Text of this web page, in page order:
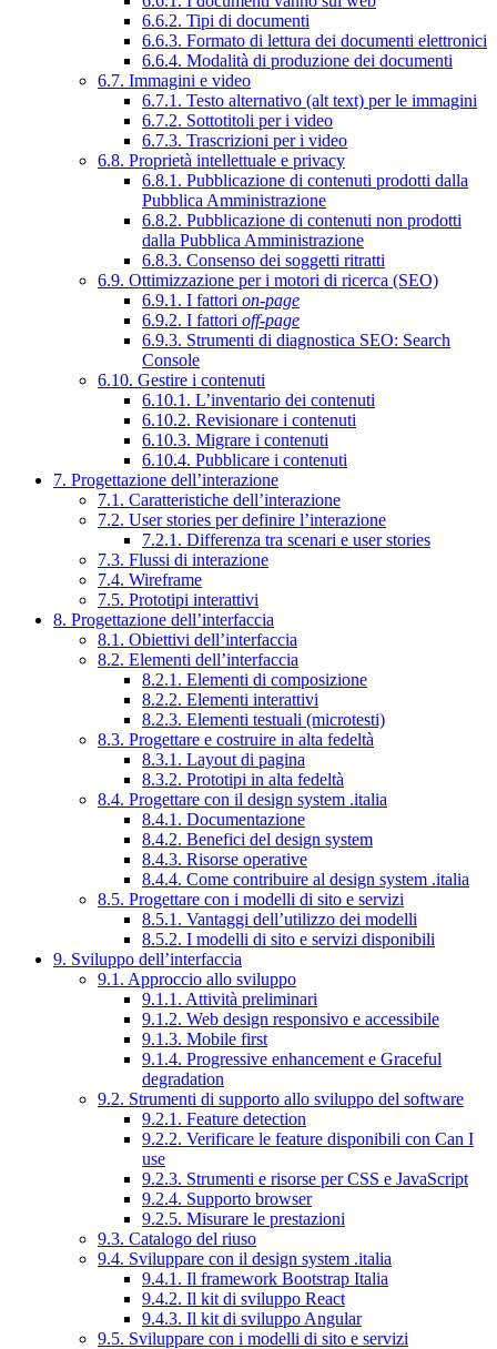
6.6.2. Tipi di documenti
6.6.3. Formato di lettura dei documenti elettronici
6.6.4. Modalità di produzione dei documenti
6.7. Immagini e video
6.7.1. Testo alternativo (alt text) per le immagini
6.7.2. Sottotitoli per i video
6.7.3. Trascrizioni per i video
6.8. Proprietà intellettuale e privacy
6.8.1. Pubblicazione di contenuti prodotti dalla
Pubblica Amministrazione
6.8.2. Pubblicazione di contenuti non prodotti
dalla Pubblica Amministrazione
6.8.3. Consenso dei soggetti ritratti
6.9. Ottimizzazione per i motori di ricerca (SEO)
6.9.1. I fattori on-page
6.9.2. I fattori off-page
6.9.3. Strumenti di diagnostica SEO: Search
Console
6.10. Gestire i contenuti
6.10.1. L’inventario dei contenuti
6.10.2. Revisionare i contenuti
6.10.3. Migrare i contenuti
6.10.4. Pubblicare i contenuti
7. Progettazione dell’interazione
7.1. Caratteristiche dell’interazione
7.2. User stories per definire l’interazione
7.2.1. Differenza tra scenari e user stories
7.3. Flussi di interazione
7.4. Wireframe
7.5. Prototipi interattivi
8. Progettazione dell’interfaccia
8.1. Obiettivi dell’interfaccia
8.2. Elementi dell’interfaccia
8.2.1. Elementi di composizione
8.2.2. Elementi interattivi
8.2.3. Elementi testuali (microtesti)
8.3. Progettare e costruire in alta fedeltà
8.3.1. Layout di pagina
8.3.2. Prototipi in alta fedeltà
8.4. Progettare con il design system .italia
8.4.1. Documentazione
8.4.2. Benefici del design system
8.4.3. Risorse operative
8.4.4. Come contribuire al design system .italia
8.5. Progettare con i modelli di sito e servizi
8.5.1. Vantaggi dell’utilizzo dei modelli
8.5.2. I modelli di sito e servizi disponibili
9. Sviluppo dell’interfaccia
9.1. Approccio allo sviluppo
9.1.1. Attività preliminari
9.1.2. Web design responsivo e accessibile
9.1.3. Mobile first
9.1.4. Progressive enhancement e Graceful
degradation
9.2. Strumenti di supporto allo sviluppo del software
9.2.1. Feature detection
9.2.2. Verificare le feature disponibili con Can I
use
9.2.3. Strumenti e risorse per CSS e JavaScript
9.2.4. Supporto browser
9.2.5. Misurare le prestazioni
9.3. Catalogo del riuso
9.4. Sviluppare con il design system .italia
9.4.1. Il framework Bootstrap Italia
9.4.2. Il kit di sviluppo React
9.4.3. Il kit di sviluppo Angular
9.5. Sviluppare con i modelli di sito e servizi